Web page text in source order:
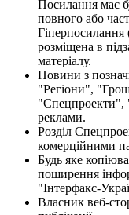
Посилання має
повного або
Гіперпосилання
розміщена в
матеріалу.
Новини з
"Регіони",
"Спецпроекти",
реклами.
Розділ
комерційними
Будь яке
поширення
"Інтерфакс-
Власник веб-